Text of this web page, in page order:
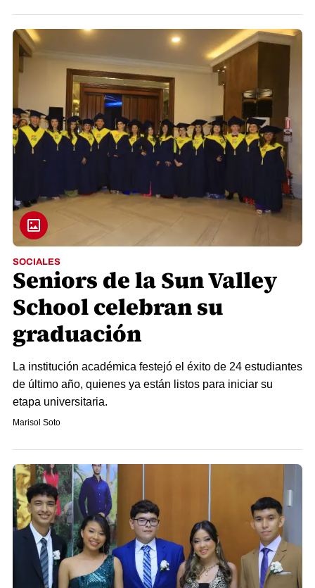
SOCIALES
Seniors de la Sun Valley
School celebran su
graduación
La institución académica festejó el éxito de 24 estudiantes
de último año, quienes ya están listos para iniciar su
etapa universitaria.
Marisol Soto